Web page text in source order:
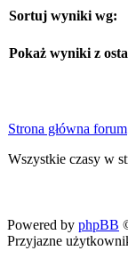
Sortuj wyniki wg:
Pokaż wyniki z
Strona główna forum
Wszystkie czasy w
Powered by phpBB
Przyjazne